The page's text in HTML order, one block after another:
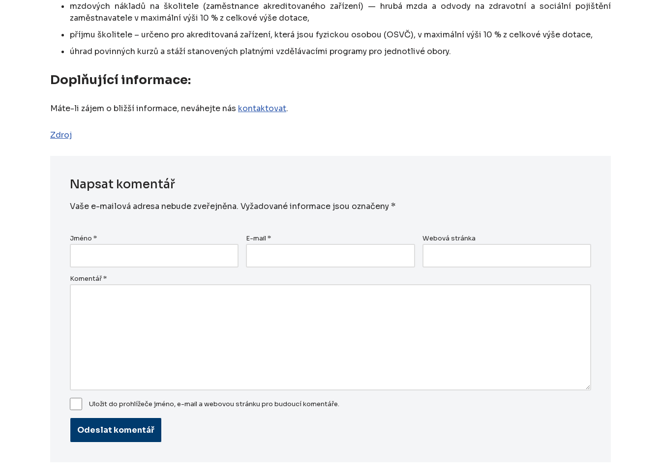
mzdových nákladů na školitele (zaměstnance akreditovaného zařízení) — hrubá mzda a odvody na zdravotní a sociální pojištění
zaměstnavatele v maximální výši 10 % z celkové výše dotace,
příjmu školitele – určeno pro akreditovaná zařízení, která jsou fyzickou osobou (OSVČ), v maximální výši 10 % z celkové výše dotace,
úhrad povinných kurzů a stáží stanovených platnými vzdělávacími programy pro jednotlivé obory.
Doplňující informace:
Máte-li zájem o bližší informace, neváhejte nás kontaktovat.
Zdroj
Napsat komentář
Vaše e-mailová adresa nebude zveřejněna. Vyžadované informace jsou označeny*
Jméno * E-mail* Webová stránka
Komentář*
Uložit do prohlížeče jméno, e-mail a webovou stránku pro budoucí komentáře.